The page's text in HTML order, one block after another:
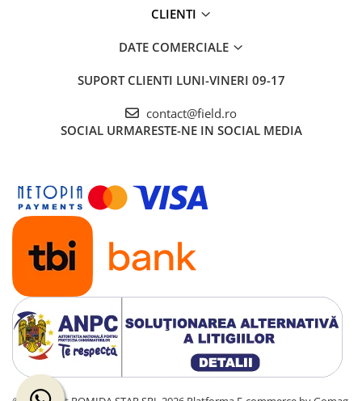
CLIENTI
DATE COMERCIALE
SUPORT CLIENTI LUNI-VINERI 09-17
contact@field.ro
SOCIAL URMARESTE-NE IN SOCIAL MEDIA